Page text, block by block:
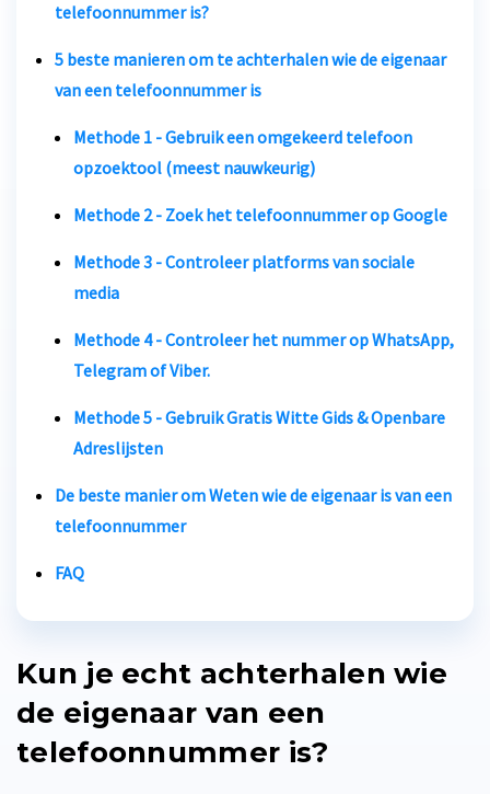
telefoonnummer is?
5 beste manieren om te achterhalen wie de eigenaar
van een telefoonnummer is
Methode 1 - Gebruik een omgekeerd telefoon
opzoektool (meest nauwkeurig)
Methode 2 - Zoek het telefoonnummer op Google
Methode 3 - Controleer platforms van sociale
media
Methode 4 - Controleer het nummer op WhatsApp,
Telegram of Viber.
Methode 5 - Gebruik Gratis Witte Gids & Openbare
Adreslijsten
De beste manier omWeten wie de eigenaar is van een
telefoonnummer
FAQ
Kun je echt achterhalen wie
de eigenaar van een
telefoonnummer is?